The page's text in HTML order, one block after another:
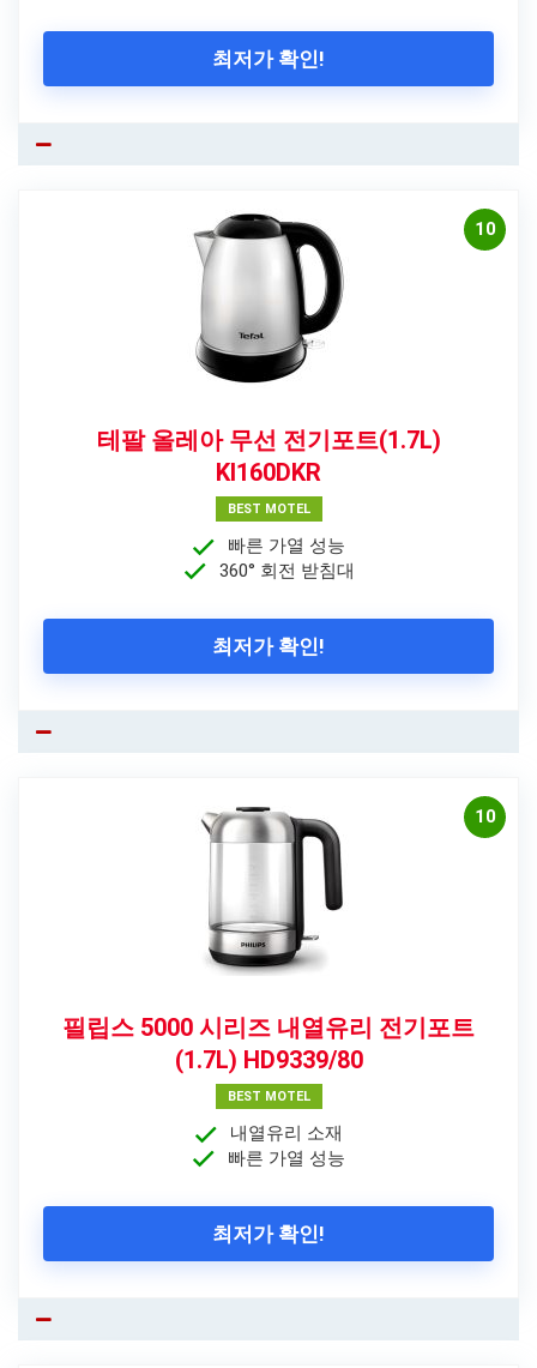
최저가 확인!
10
테팔 올레아 무선 전기포트(1.7L)
KI160DKR
BEST MOTEL
빠른 가열 성능
360° 회전 받침대
최저가 확인!
10
필립스 5000 시리즈 내열유리 전기포트
(1.7L) HD9339/80
BEST MOTEL
내열유리 소재
빠른 가열 성능
최저가 확인!